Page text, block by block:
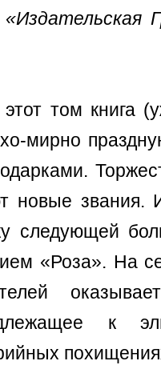
том книга
мирно
новые звания.
следующей
«Роза». На
к